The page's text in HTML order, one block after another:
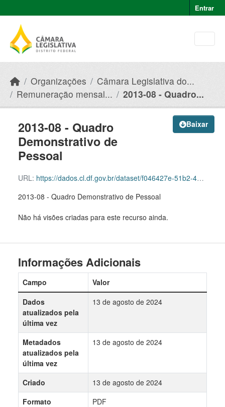
Entrar
Organizações
Câmara Legislativa do...
Remuneração mensal...
2013-08 - Quadro...
Baixar
2013-08 - Quadro
Demonstrativo de
Pessoal
URL: https://dados.cl.df.gov.br/dataset/f046427e-51b2-49e8-afe5-945e82b55ce9/resource/9434dfbf-6c47-4d51-91d7-e7ad2cd0eefd/download/2013-08-quadro-demonstrativo-de-pessoal.pdf
2013-08 - Quadro Demonstrativo de Pessoal
Não há visões criadas para este recurso ainda.
Informações Adicionais
Campo
Valor
Dados
atualizados pela
última vez
13 de agosto de 2024
Metadados
atualizados pela
última vez
13 de agosto de 2024
Criado
13 de agosto de 2024
Formato
PDF